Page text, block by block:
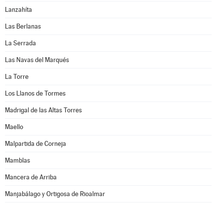
Lanzahíta
Las Berlanas
La Serrada
Las Navas del Marqués
La Torre
Los Llanos de Tormes
Madrigal de las Altas Torres
Maello
Malpartida de Corneja
Mamblas
Mancera de Arriba
Manjabálago y Ortigosa de Rioalmar